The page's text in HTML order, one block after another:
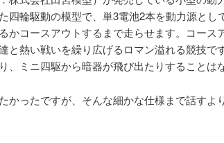
四輪駆動の模型で、単3電池2本を動力源と
かコースアウトするまで走らせます。コー
と熱い戦いを繰り広げるロマン溢れる競技で
、ミニ四駆から暗器が飛び出たりすることは
かったですが、そんな細かな仕様まで話すよ